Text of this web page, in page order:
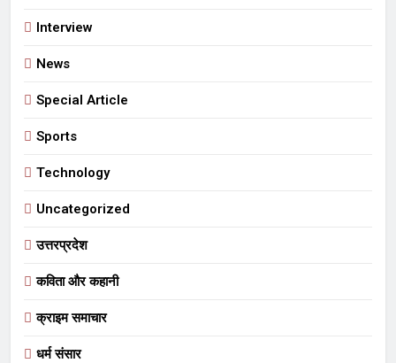
Interview
News
Special Article
Sports
Technology
Uncategorized
उत्तरप्रदेश
कविता और कहानी
क्राइम समाचार
धर्म संसार